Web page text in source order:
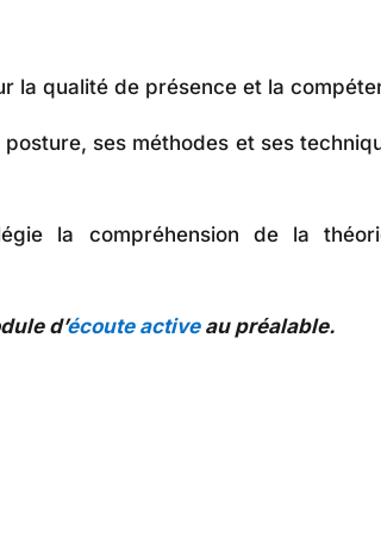
la qualité de présence et la
ses méthodes et ses
la compréhension de la
d’écoute activeau préalable.